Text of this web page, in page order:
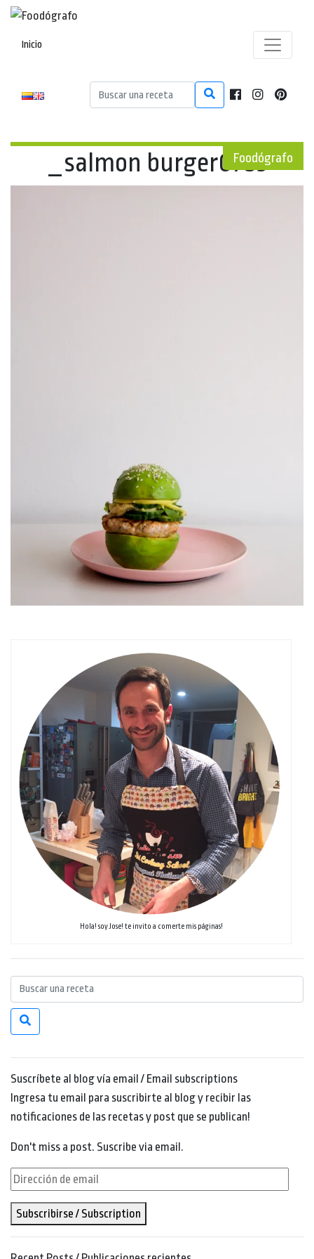
Inicio
Foodógrafo
_salmon burger0753
Hola! soy Jose! te invito a comerte mis páginas!
Suscríbete al blog vía email / Email subscriptions
Ingresa tu email para suscribirte al blog y recibir las
notificaciones de las recetas y post que se publican!
Don't miss a post. Suscribe via email.
Dirección
de
email
Subscribirse / Subscription